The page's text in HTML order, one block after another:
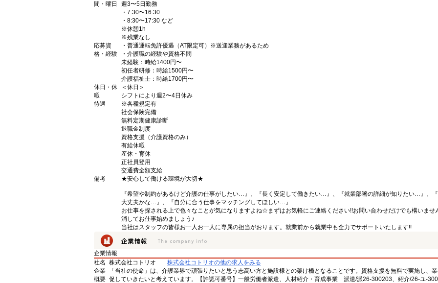
間・曜日
週3〜5日勤務
・7:30〜16:30
・8:30〜17:30 など
※休憩1h
※残業なし
応募資
格・経験
・普通運転免許優遇（AT限定可）※送迎業務があるため
・介護職の経験や資格不問
未経験：時給1400円〜
初任者研修：時給1500円〜
介護福祉士：時給1700円〜
休日・休
暇
＜休日＞
シフトにより週2〜4日休み
待遇
※各種規定有
社会保険完備
無料定期健康診断
退職金制度
資格支援（介護資格のみ）
有給休暇
産休・育休
正社員登用
交通費全額支給
備考
★安心して働ける環境が大切★
『希望や制約があるけど介護の仕事がしたい…』、『長く安定して働きたい…』、『就業部署の詳細が知りたい…』、
大丈夫かな…』、『自分に合う仕事をマッチングしてほしい…』
お仕事を探される上で色々なことが気になりますよね☆まずはお気軽にご連絡ください!!お問い合わせだけでも構いませ
消してお仕事始めましょう♪
当社はスタッフの皆様お一人お一人に専属の担当がおります。就業前から就業中も全力でサポートいたします!!
企業情報
社名
株式会社コトリオ
株式会社コトリオの他の求人をみる
企業
概要
「当社の使命」は、介護業界で頑張りたいと思う志高い方と施設様との架け橋となることです。資格支援を無料で実施し、
促していきたいと考えています。【許認可番号】一般労働者派遣、人材紹介・育成事業 派遣/派26-300203、紹介/26-ユ-